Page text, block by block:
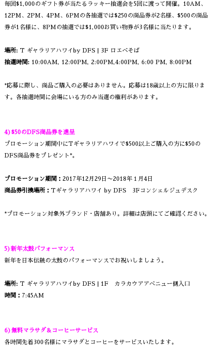
毎回$1,000のギフト券が当たるラッキー抽選会を5回に渡って開催。10AM、
12PM、2PM、4PM、6PMの各抽選では$250の商品券が2名様、$500の商品
券が1名様に、8PMの抽選では$1,000お買い物券が3名様に当たります。
場所: T ギャラリアハワイby DFS | 3F ロエベそば
抽選時間: 10:00AM, 12:00PM, 2:00PM,4:00PM, 6:00 PM, 8:00PM
*応募に際し、商品ご購入の必要はありません。応募は18歳以上の方に限りま
す。各抽選時間に会場にいる方のみ当選の権利があります。
4)$50のDFS商品券を進呈
プロモーション期間中にTギャラリアハワイで$500以上ご購入の方に$50の
DFS商品券をプレゼント*。
プロモーション期間： 2017年12月29日〜2018年１月4日
商品券引換場所： Tギャラリアハワイ by DFS 3Fコンシェルジュデスク
*プロモーション対象外ブランド・店舗あり。詳細は店頭にてご確認ください。
5)新年太鼓パフォーマンス
新年を日本伝統の太鼓のパフォーマンスでお祝いしましょう。
場所: T ギャラリアハワイby DFS | 1F カラカウアアベニュー側入口
時間： 7:45AM
6)無料マラサダ＆コーヒーサービス
各時間先着300名様にマラサダとコーヒーをサービスいたします。